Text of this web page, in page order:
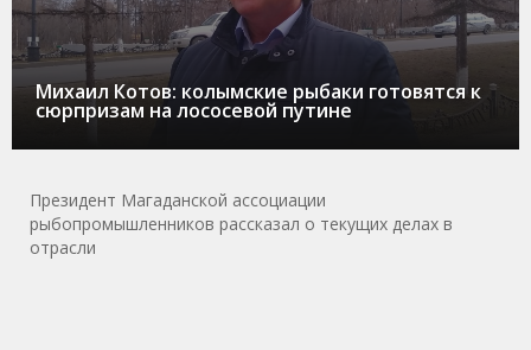
Михаил Котов: колымские рыбаки готовятся к
сюрпризам на лососевой путине
Президент Магаданской ассоциации
рыбопромышленников рассказал о текущих делах в
отрасли